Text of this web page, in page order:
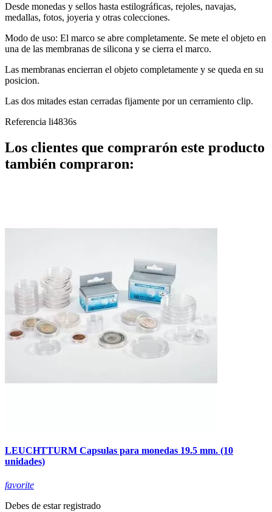
Desde monedas y sellos hasta estilográficas, rejoles, navajas,
medallas, fotos, joyeria y otras colecciones.
Modo de uso: El marco se abre completamente. Se mete el objeto en
una de las membranas de silicona y se cierra el marco.
Las membranas encierran el objeto completamente y se queda en su
posicion.
Las dos mitades estan cerradas fijamente por un cerramiento clip.
Referencia li4836s
Los clientes que comprarón este producto
también compraron:
LEUCHTTURM Capsulas para monedas 19.5 mm. (10
unidades)
favorite
Debes de estar registrado